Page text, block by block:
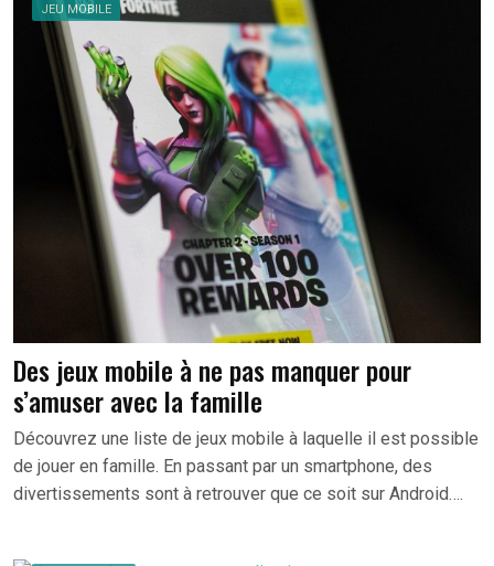
JEU MOBILE
Des jeux mobile à ne pas manquer pour
s’amuser avec la famille
Découvrez une liste de jeux mobile à laquelle il est possible
de jouer en famille. En passant par un smartphone, des
divertissements sont à retrouver que ce soit sur Android….